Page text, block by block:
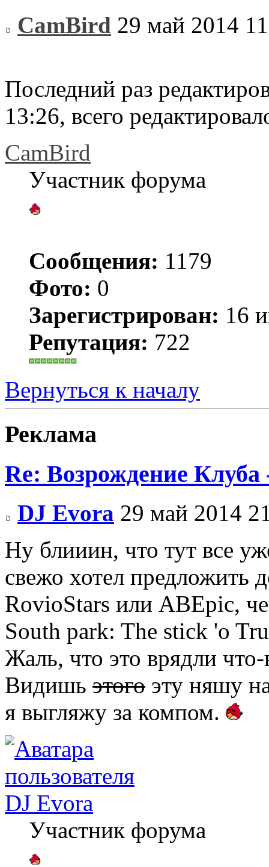
CamBird 29 май 2014
Последний раз
13:26, всего
CamBird
Участник форума
Сообщения: 1179
Фото: 0
Зарегистрирован: 16
Репутация: 722
Вернуться к началу
Реклама
Re: Возрождение
DJ Evora 29 май 2014
Ну блииин, что тут все
свежо хотел предложить
RovioStars или ABEpic,
South park: The stick 'o
Жаль, что это врядли
Видишь этого эту няшу
я выгляжу за компом.
DJ Evora
Участник форума